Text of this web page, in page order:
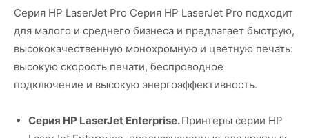
Серия HP LaserJet Pro Серия HP LaserJet Pro подходит
для малого и среднего бизнеса и предлагает быструю,
высококачественную монохромную и цветную печать:
высокую скорость печати, беспроводное
подключение и высокую энергоэффективность.
Серия HP LaserJet Enterprise.Принтеры серии HP